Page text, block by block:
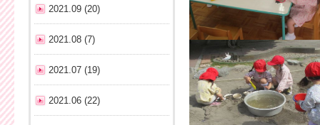
2021.09 (20)
2021.08 (7)
2021.07 (19)
2021.06 (22)